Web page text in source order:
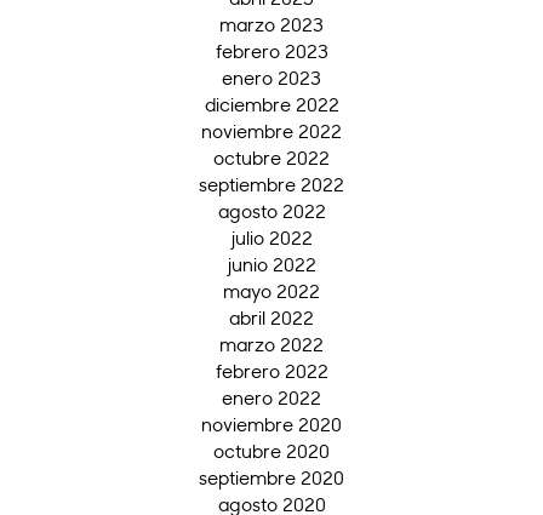
marzo 2023
febrero 2023
enero 2023
diciembre 2022
noviembre 2022
octubre 2022
septiembre 2022
agosto 2022
julio 2022
junio 2022
mayo 2022
abril 2022
marzo 2022
febrero 2022
enero 2022
noviembre 2020
octubre 2020
septiembre 2020
agosto 2020